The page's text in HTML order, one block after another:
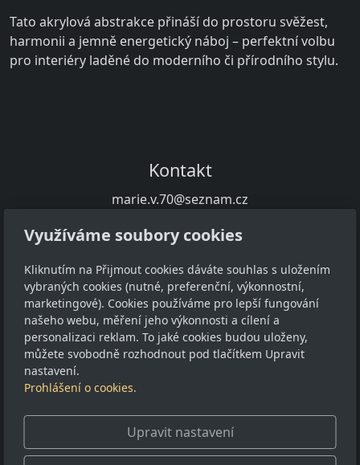
Tato akrylová abstrakce přináší do prostoru svěžest,
harmonii a jemně energetický náboj – perfektní volbu
pro interiéry laděné do moderního či přírodního stylu.
Kontakt
marie.v.70@seznam.cz
Obchodní podmínky
GDPR
Sledujte nás
Využíváme soubory cookies
Kliknutím na Přijmout cookies dáváte souhlas s uložením
vybraných cookies (nutné, preferenční, výkonnostní,
marketingové). Cookies používáme pro lepší fungování
našeho webu, měření jeho výkonnosti a cílení a
personalizaci reklam. To jaké cookies budou uloženy,
můžete svobodně rozhodnout pod tlačítkem Upravit
nastavení.
Prohlášení o cookies.
Upravit nastavení